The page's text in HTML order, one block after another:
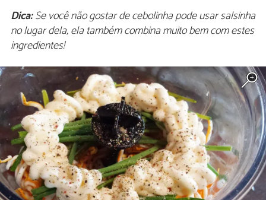
Dica:Se você não gostar de cebolinha pode usar salsinha
no lugar dela, ela também combina muito bem com estes
ingredientes!